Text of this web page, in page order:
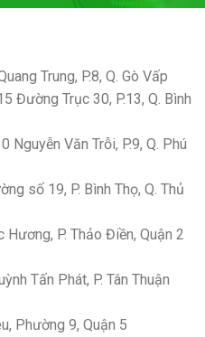
Trung, P.8, Q. Gò Vấp
Đường Trục 30, P.13, Q. Bình
Nguyễn Văn Trỗi, P.9, Q. Phú
số 19, P. Bình Thọ, Q. Thủ
Hương, P. Thảo Điền, Quận 2
Tấn Phát, P. Tân Thuận
Phường 9, Quận 5